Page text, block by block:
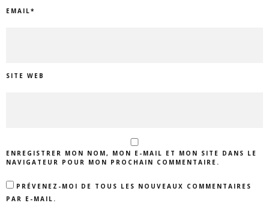
EMAIL*
SITE WEB
ENREGISTRER MON NOM, MON E-MAIL ET MON SITE DANS LE
NAVIGATEUR POUR MON PROCHAIN COMMENTAIRE.
PRÉVENEZ-MOI DE TOUS LES NOUVEAUX COMMENTAIRES
PAR E-MAIL.